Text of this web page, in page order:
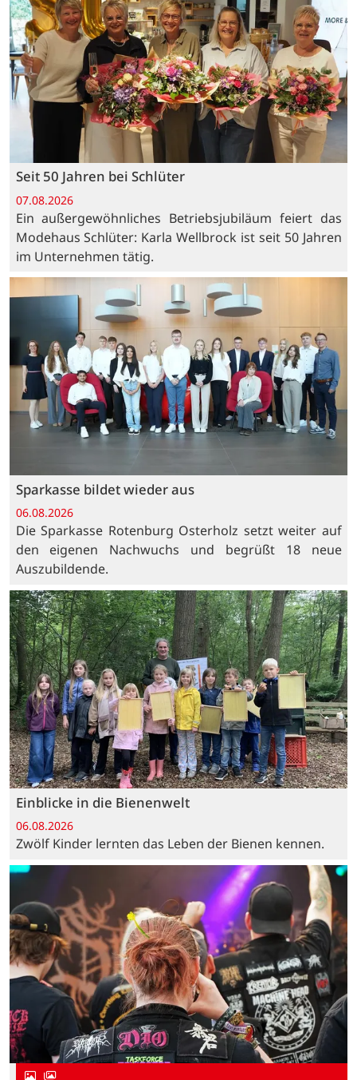
Seit 50 Jahren bei Schlüter
07.08.2026
Ein außergewöhnliches Betriebsjubiläum feiert das
Modehaus Schlüter: Karla Wellbrock ist seit 50 Jahren
im Unternehmen tätig.
Sparkasse bildet wieder aus
06.08.2026
Die Sparkasse Rotenburg Osterholz setzt weiter auf
den eigenen Nachwuchs und begrüßt 18 neue
Auszubildende.
Einblicke in die Bienenwelt
06.08.2026
Zwölf Kinder lernten das Leben der Bienen kennen.